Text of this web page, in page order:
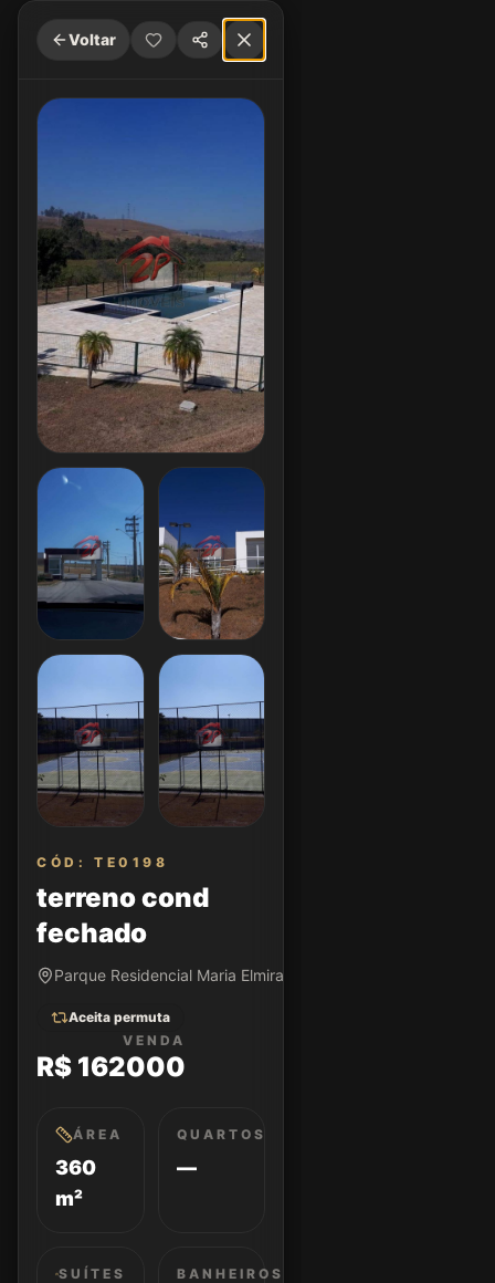
Voltar
CÓD: TE0198
terreno cond
fechado
Parque Residencial Maria Elmira • Caçapava/SP
Aceita permuta
VENDA
R$ 162000
ÁREA
360
m²
QUARTOS
—
SUÍTES BANHEIROS